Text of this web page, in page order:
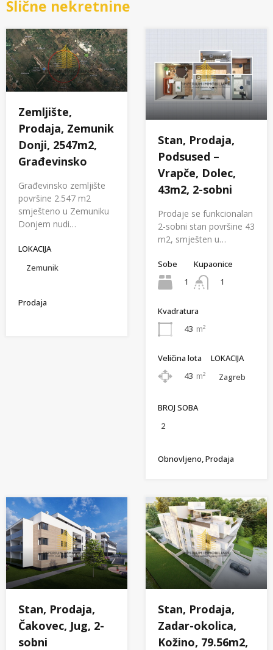
Slične nekretnine
Zemljište,
Prodaja, Zemunik
Donji, 2547m2,
Građevinsko
Građevinsko zemljište
površine 2.547 m2
smješteno u Zemuniku
Donjem nudi…
LOKACIJA
Zemunik
Prodaja
Stan, Prodaja,
Podsused –
Vrapče, Dolec,
43m2, 2-sobni
Prodaje se funkcionalan
2-sobni stan površine 43
m2, smješten u…
Sobe
1
Kupaonice
1
Kvadratura
43 m²
Veličina lota
43 m²
LOKACIJA
Zagreb
BROJ SOBA
2
Obnovljeno, Prodaja
Stan, Prodaja,
Čakovec, Jug, 2-
sobni
Stan, Prodaja,
Zadar-okolica,
Kožino, 79.56m2,